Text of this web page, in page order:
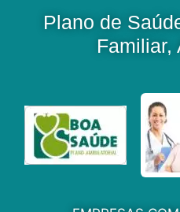
Plano de
Familiar,